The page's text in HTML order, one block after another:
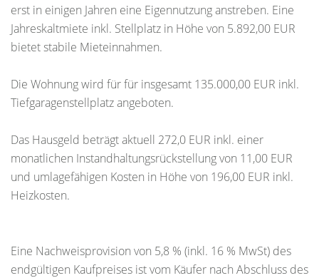
erst in einigen Jahren eine Eigennutzung anstreben. Eine
Jahreskaltmiete inkl. Stellplatz in Höhe von 5.892,00 EUR
bietet stabile Mieteinnahmen.
Die Wohnung wird für für insgesamt 135.000,00 EUR inkl.
Tiefgaragenstellplatz angeboten.
Das Hausgeld beträgt aktuell 272,0 EUR inkl. einer
monatlichen Instandhaltungsrückstellung von 11,00 EUR
und umlagefähigen Kosten in Höhe von 196,00 EUR inkl.
Heizkosten.
Eine Nachweisprovision von 5,8 % (inkl. 16 % MwSt) des
endgültigen Kaufpreises ist vom Käufer nach Abschluss des